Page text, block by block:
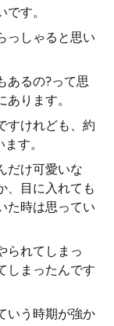
す。
っしゃると思い
あるの?って思
ります。
すけれども、約
す。
だけ可愛いな
、目に入れても
た時は思ってい
られてしまっ
しまったんです
いう時期が強か